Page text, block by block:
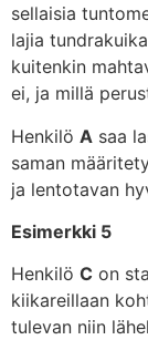
sellaisia
lajia
kuitenkin
ei, ja millä
Henkilö A saa
saman
ja lentotavan
Esimerkki 5
Henkilö C on
kiikareillaan
tulevan niin